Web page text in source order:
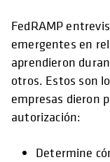
FedRAMP
emergentes en
aprendieron
otros. Estos son
empresas dieron
autorización:
Determine